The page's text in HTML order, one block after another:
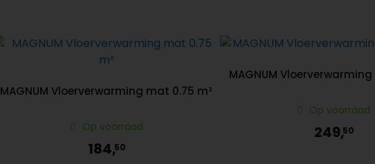
MAGNUM Vloerverwarming mat 0.75 m²
Op voorraad
184,50
MAGNUM Vloerverwarming
Op voorraad
249,50